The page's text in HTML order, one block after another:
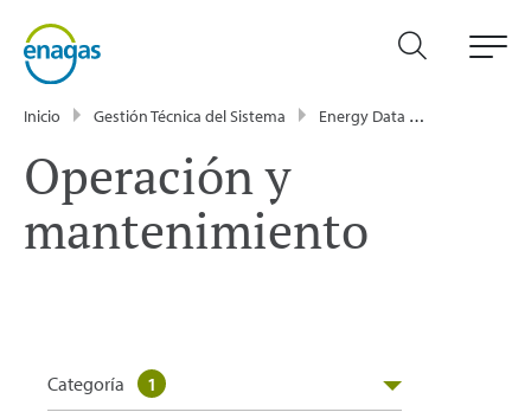
Inicio Gestión Técnica del Sistema Energy Data
Operación y
mantenimiento
Categoría 1